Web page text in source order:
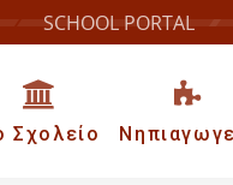
SCHOOL PORTAL
Σχολείο